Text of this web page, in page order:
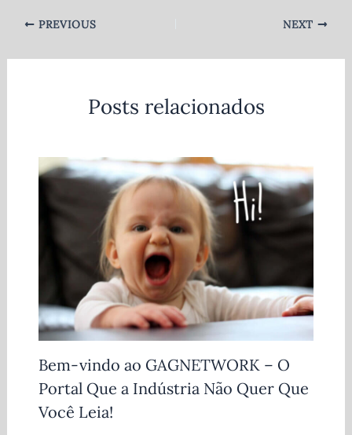
PREVIOUS NEXT
Posts relacionados
Bem-vindo ao GAGNETWORK – O
Portal Que a Indústria Não Quer Que
Você Leia!